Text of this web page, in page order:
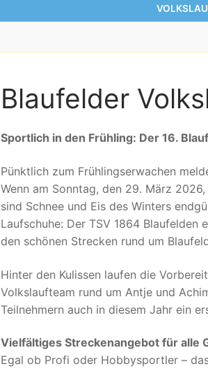
Blaufelder
Sportlich in den Frühling: Der 16.
Pünktlich zum Frühlingserwachen
Wenn am Sonntag, den 29. März
sind Schnee und Eis des Winters
Laufschuhe: Der TSV 1864 Blaufelden
den schönen Strecken rund um
Hinter den Kulissen laufen die
Volkslaufteam rund um Antje und
Teilnehmern auch in diesem Jahr ein
Vielfältiges Streckenangebot für alle
Egal ob Profi oder Hobbysportler –